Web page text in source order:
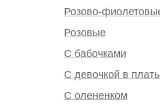
Розово-
Розовые
С бабочками
С девочкой в
С олененком